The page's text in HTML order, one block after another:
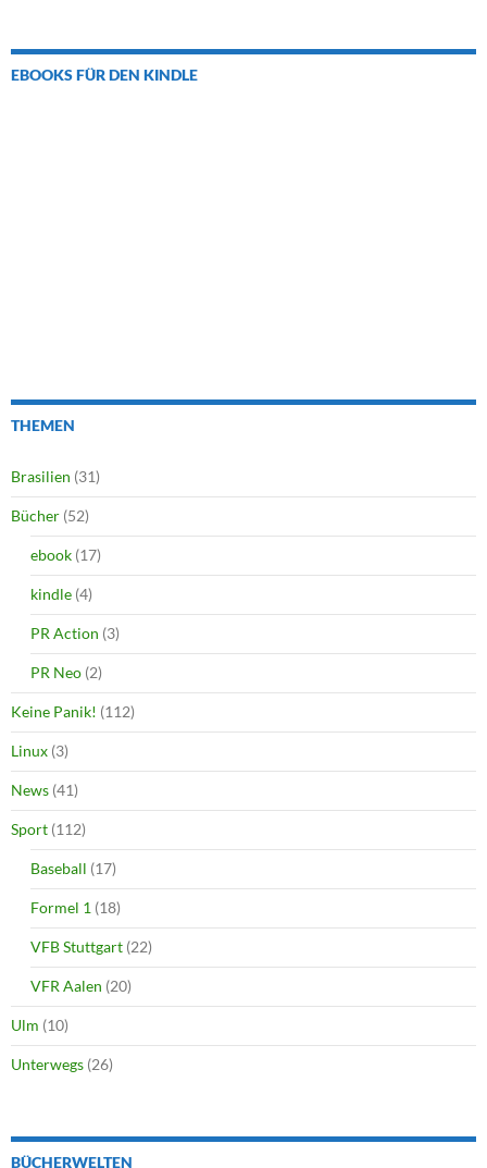
EBOOKS FÜR DEN KINDLE
THEMEN
Brasilien (31)
Bücher (52)
ebook (17)
kindle (4)
PR Action (3)
PR Neo (2)
Keine Panik! (112)
Linux (3)
News (41)
Sport (112)
Baseball (17)
Formel 1 (18)
VFB Stuttgart (22)
VFR Aalen (20)
Ulm (10)
Unterwegs (26)
BÜCHERWELTEN